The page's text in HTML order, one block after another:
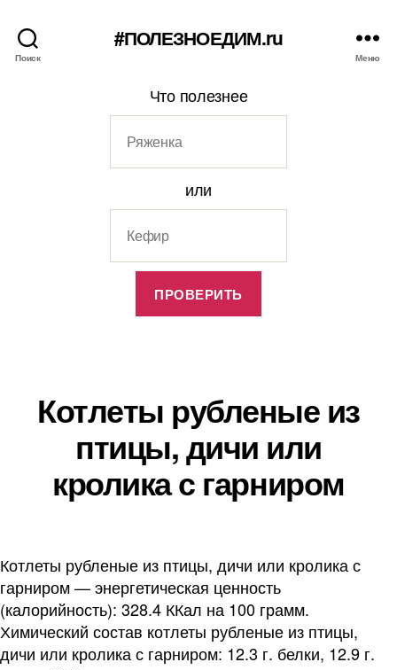
Поиск
#ПОЛЕЗНОЕДИМ.ru
Меню
Что полезнее
или
Котлеты рубленые из
птицы, дичи или
кролика с гарниром
Котлеты рубленые из птицы, дичи или кролика с
гарниром — энергетическая ценность
(калорийность): 328.4 ККал на 100 грамм.
Химический состав котлеты рубленые из птицы,
дичи или кролика с гарниром: 12.3 г. белки, 12.9 г.